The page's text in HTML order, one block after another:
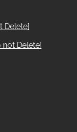
Delete]
not Delete]